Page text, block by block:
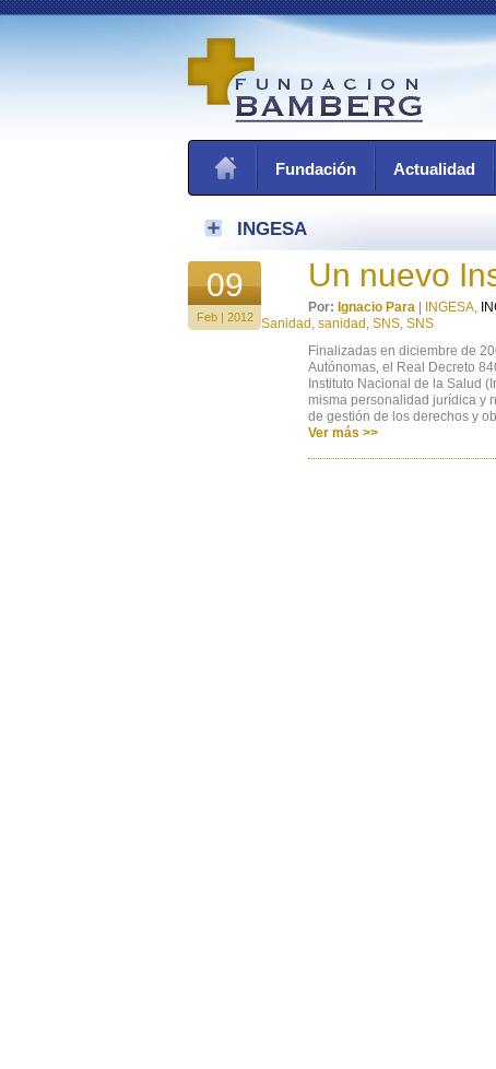
Fundación Actualidad
INGESA
09
Feb | 2012
Un nuevo
Por: Ignacio Para INGESA,
Sanidad , sanidad , SNS, SNS
Finalizadas en diciembre de
Autónomas, el Real Decreto
Instituto Nacional de la Salud
misma personalidad jurídica y
de gestión de los derechos y
Ver más >>